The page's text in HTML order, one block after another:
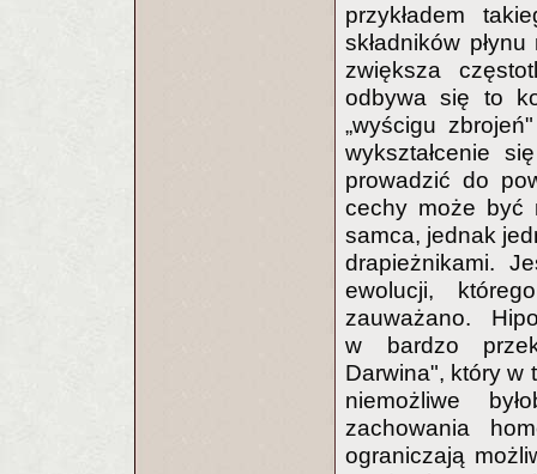
przykładem
składników
zwiększa
odbywa się to
„wyścigu
wykształcenie
prowadzić do
cechy może być
samca, jednak
drapieżnikami.
ewolucji,
zauważano.
w bardzo
Darwina", który w
niemożliwe
zachowania
ograniczają